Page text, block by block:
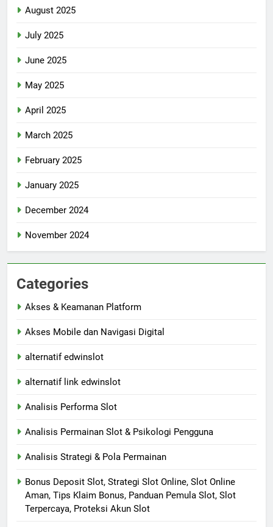
August 2025
July 2025
June 2025
May 2025
April 2025
March 2025
February 2025
January 2025
December 2024
November 2024
Categories
Akses & Keamanan Platform
Akses Mobile dan Navigasi Digital
alternatif edwinslot
alternatif link edwinslot
Analisis Performa Slot
Analisis Permainan Slot & Psikologi Pengguna
Analisis Strategi & Pola Permainan
Bonus Deposit Slot, Strategi Slot Online, Slot Online
Aman, Tips Klaim Bonus, Panduan Pemula Slot, Slot
Terpercaya, Proteksi Akun Slot